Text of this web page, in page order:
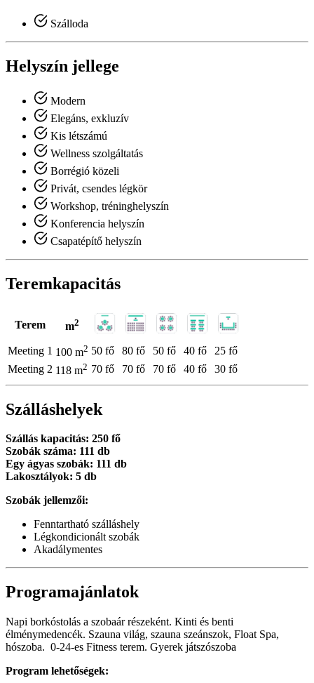
Szálloda
Helyszín jellege
Modern
Elegáns, exkluzív
Kis létszámú
Wellness szolgáltatás
Borrégió közeli
Privát, csendes légkör
Workshop, tréninghelyszín
Konferencia helyszín
Csapatépítő helyszín
Teremkapacitás
Terem m2
Meeting 1 100 m2 50 fő 80 fő 50 fő 40 fő
25 fő
Meeting 2 118 m2 70 fő 70 fő 70 fő 40 fő 30 fő
Szálláshelyek
Szállás kapacitás: 250 fő
Szobák száma: 111 db
Egy ágyas szobák: 111 db
Lakosztályok: 5 db
Szobák jellemzői:
Fenntartható szálláshely
Légkondicionált szobák
Akadálymentes
Programajánlatok
Napi borkóstolás a szobaár részeként. Kinti és benti
élménymedencék. Szauna világ, szauna szeánszok, Float Spa,
hószoba. 0-24-es Fitness terem. Gyerek játszószoba
Program lehetőségek: